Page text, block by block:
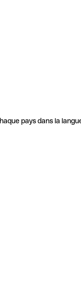
pays dans la